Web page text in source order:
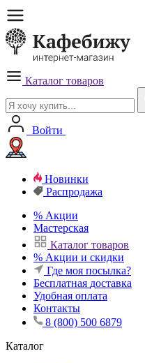
Каталог товаров
Войти
Новинки
Распродажа
% Акции
Мастерская
Каталог товаров
% Акции и скидки
Где моя посылка?
Бесплатная доставка
Удобная оплата
Контакты
8 (800) 500 6879
Каталог